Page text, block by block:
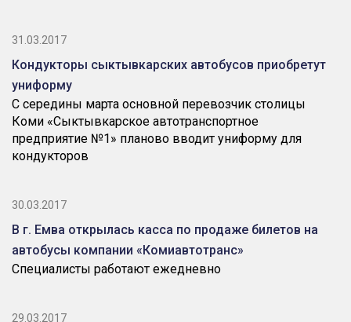
31.03.2017
Кондукторы сыктывкарских автобусов приобретут
униформу
С середины марта основной перевозчик столицы
Коми «Сыктывкарское автотранспортное
предприятие №1» планово вводит униформу для
кондукторов
30.03.2017
В г. Емва открылась касса по продаже билетов на
автобусы компании «Комиавтотранс»
Специалисты работают ежедневно
29.03.2017